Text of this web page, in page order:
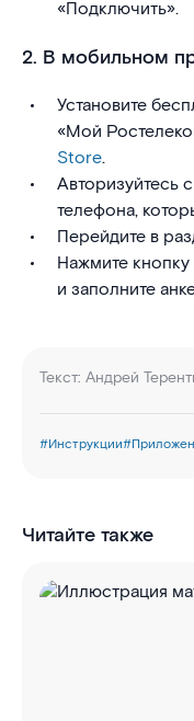
«Подключить».
2. В мобильном
Установите
«Мой
Store.
Авторизуйтесь
телефона,
Перейдите в
Нажмите кнопку
и заполните
Текст: Андрей
#Инструкции#
Читайте также